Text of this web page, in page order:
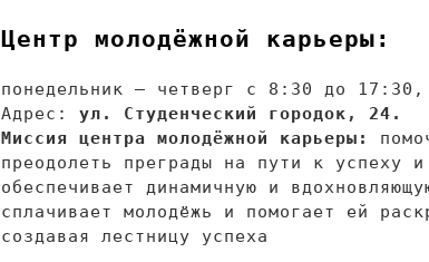
Центр молодёжной карьеры:
понедельник — четверг с 8:30 до 17:30,
Адрес: ул.
Студенческий городок, 24.
Миссия центра молодёжной карьеры:
преодолеть преграды на
пути к успеху и
обеспечивает динамичную и
сплачивает молодёжь и
помогает ей
создавая лестницу успеха